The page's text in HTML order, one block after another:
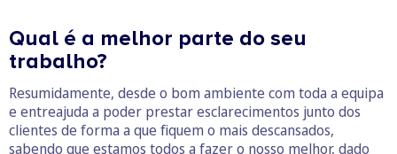
Qual é a melhor parte do seu
trabalho?
Resumidamente, desde o bom ambiente com toda a equipa
e entreajuda a poder prestar esclarecimentos junto dos
clientes de forma a que fiquem o mais descansados,
sabendo que estamos todos a fazer o nosso melhor, dado